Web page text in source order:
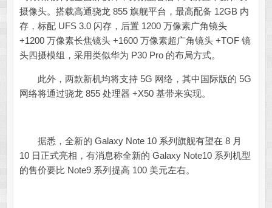
摄像头。搭载高通骁龙 855 旗舰平台，最高配备 12GB 内
存，标配 UFS 3.0 闪存，后置 1200 万像素广角镜头
+1200 万像素长焦镜头 +1600 万像素超广角镜头 +TOF 镜
头四摄模组，采用类似华为 P30 Pro 的布局方式。
此外，两款新机均将支持 5G 网络，其中国际版的 5G
网络将通过骁龙 855 处理器 +X50 基带来实现。
据悉，全新的 Galaxy Note 10 系列旗舰有望在 8 月
10 日正式亮相，有消息称全新的 Galaxy Note10 系列机型
的售价要比 Note9 系列提高 100 美元左右。